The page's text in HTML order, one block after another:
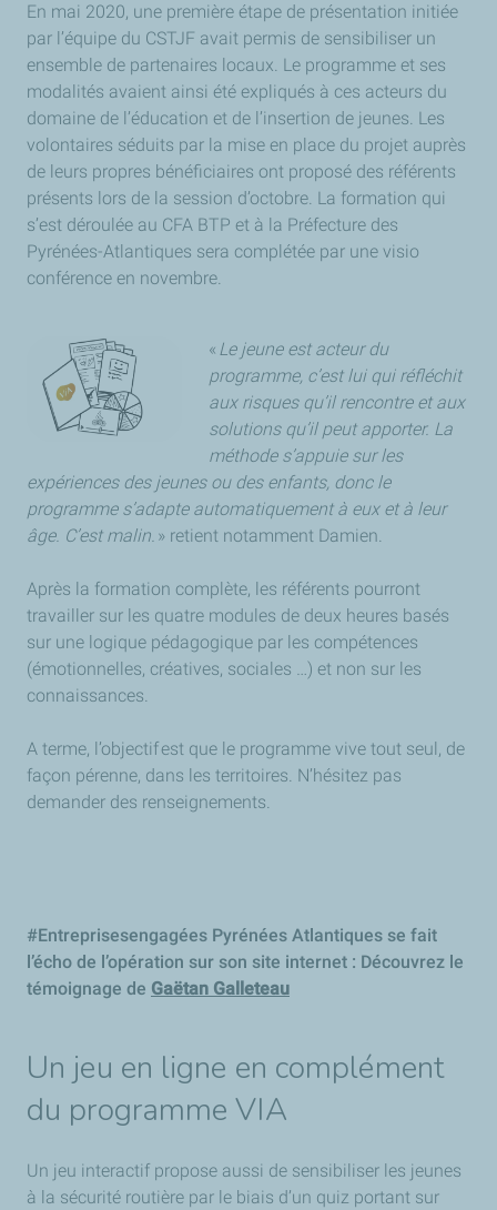
En mai 2020, une première étape de présentation initiée
par l’équipe du CSTJF avait permis de sensibiliser un
ensemble de partenaires locaux. Le programme et ses
modalités avaient ainsi été expliqués à ces acteurs du
domaine de l’éducation et de l’insertion de jeunes. Les
volontaires séduits par la mise en place du projet auprès
de leurs propres bénéficiaires ont proposé des référents
présents lors de la session d’octobre. La formation qui
s’est déroulée au CFA BTP et à la Préfecture des
Pyrénées-Atlantiques sera complétée par une visio
conférence en novembre.
« Le jeune est acteur du
programme, c’est lui qui réfléchit
aux risques qu’il rencontre et aux
solutions qu’il peut apporter. La
méthode s’appuie sur les
expériences des jeunes ou des enfants, donc le
programme s’adapte automatiquement à eux et à leur
âge. C’est malin. » retient notamment Damien.
Après la formation complète, les référents pourront
travailler sur les quatre modules de deux heures basés
sur une logique pédagogique par les compétences
(émotionnelles, créatives, sociales …) et non sur les
connaissances.
A terme, l’objectif est que le programme vive tout seul, de
façon pérenne, dans les territoires. N’hésitez pas
demander des renseignements.
#Entreprisesengagées Pyrénées Atlantiques se fait
l’écho de l’opération sur son site internet : Découvrez le
témoignage de Gaëtan Galleteau
Un jeu en ligne en complément
du programme VIA
Un jeu interactif propose aussi de sensibiliser les jeunes
à la sécurité routière par le biais d’un quiz portant sur